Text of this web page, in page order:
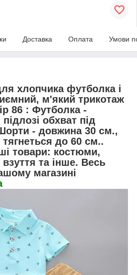
Доставка Оплата Умови
хлопчика футболка і
м'який трикотаж
86 : Футболка -
обхват під
- довжина 30 см.,
тягнеться до 60 см..
товари: костюми,
та інше. Весь
магазині